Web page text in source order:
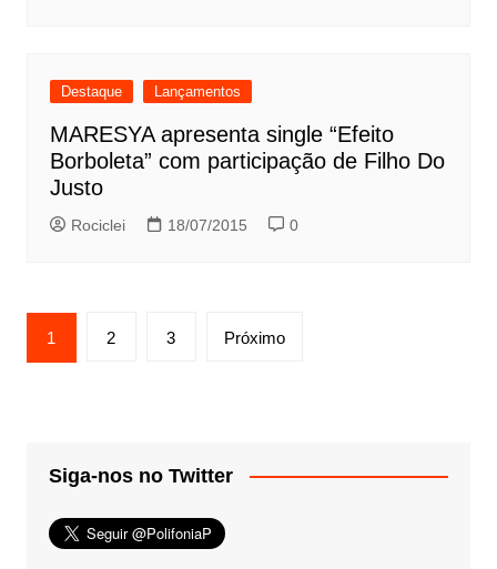
Destaque Lançamentos
MARESYA apresenta single “Efeito
Borboleta” com participação de Filho Do
Justo
Rociclei 18/07/2015 0
Paginação
de
1 2 3 Próximo
Siga-nos no Twitter